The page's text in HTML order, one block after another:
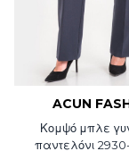
ACUN
Κομψό μπλε
παντελόνι